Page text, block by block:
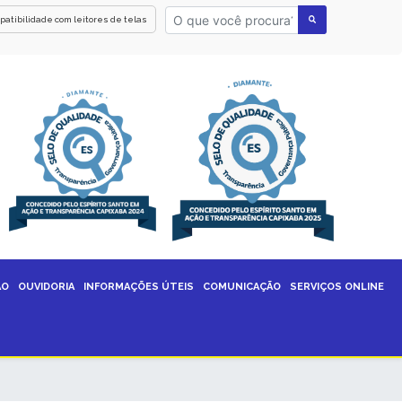
com leitores de telas
OUVIDORIA INFORMAÇÕES ÚTEIS COMUNICAÇÃO SERVIÇOS ONLINE